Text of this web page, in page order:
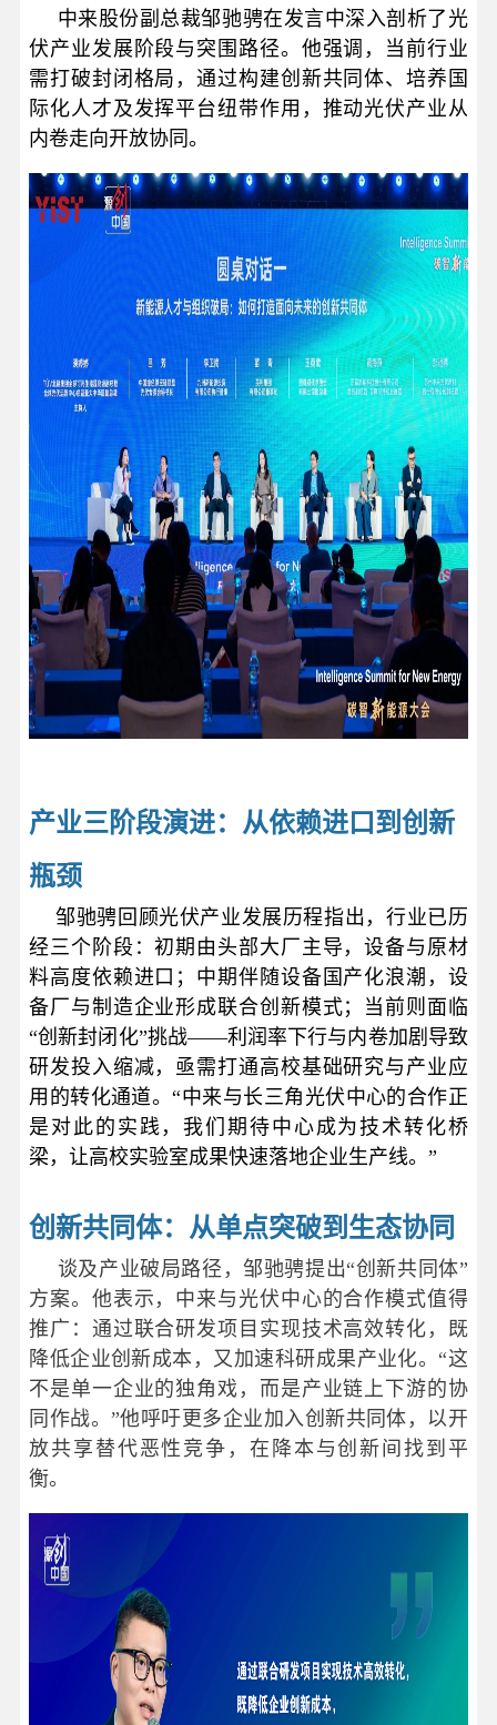
中来股份副总裁邹驰骋在发言中深入剖析了光
伏产业发展阶段与突围路径。他强调，当前行业
需打破封闭格局，通过构建创新共同体、培养国
际化人才及发挥平台纽带作用，推动光伏产业从
内卷走向开放协同。
产业三阶段演进： 从依赖进口到创新
瓶颈
邹驰骋回顾光伏产业发展历程指出，行业已历
经三个阶段：初期由头部大厂主导，设备与原材
料高度依赖进口；中期伴随设备国产化浪潮，设
备厂与制造企业形成联合创新模式；当前则面临
“创新封闭化”挑战——利润率下行与内卷加剧导致
研发投入缩减，亟需打通高校基础研究与产业应
用的转化通道。“中来与长三角光伏中心的合作正
是对此的实践，我们期待中心成为技术转化桥
梁，让高校实验室成果快速落地企业生产线。”
创新共同体： 从单点突破到生态协同
谈及产业破局路径，邹驰骋提出“创新共同体”
方案。他表示，中来与光伏中心的合作模式值得
推广：通过联合研发项目实现技术高效转化，既
降低企业创新成本，又加速科研成果产业化。“这
不是单一企业的独角戏，而是产业链上下游的协
同作战。”他呼吁更多企业加入创新共同体，以开
放共享替代恶性竞争，在降本与创新间找到平
衡。